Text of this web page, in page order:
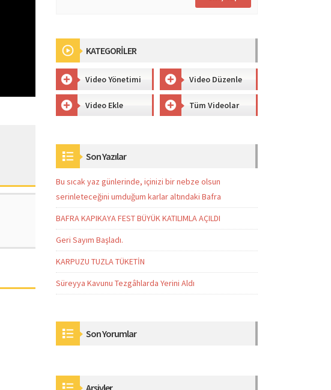
KATEGORİLER
Video Yönetimi Video Düzenle
Video Ekle Tüm Videolar
Son Yazılar
Bu sıcak yaz günlerinde, içinizi bir nebze olsun
serinleteceğini umduğum karlar altındaki Bafra
BAFRA KAPIKAYA FEST BÜYÜK KATILIMLA AÇILDI
Geri Sayım Başladı.
KARPUZU TUZLA TÜKETİN
Süreyya Kavunu Tezgâhlarda Yerini Aldı
Son Yorumlar
Arşivler